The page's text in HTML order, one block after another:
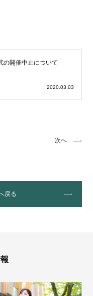
の開催中止について
2020.03.03
次へ
戻る